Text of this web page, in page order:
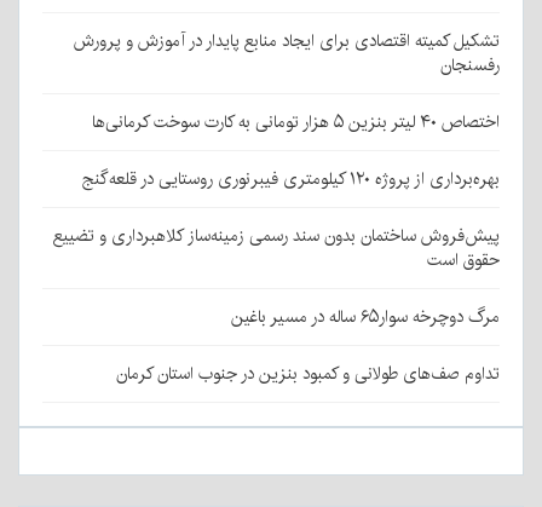
تشکیل کمیته اقتصادی برای ایجاد منابع پایدار در آموزش و پرورش
رفسنجان
اختصاص ۴۰ لیتر بنزین ۵ هزار تومانی به کارت سوخت کرمانی‌ها
بهره‌برداری از پروژه ۱۲۰ کیلومتری فیبرنوری روستایی در قلعه‌گنج
پیش‌فروش ساختمان بدون سند رسمی زمینه‌ساز کلاهبرداری و تضییع
حقوق است
مرگ دوچرخه سوار۶۵ ساله در مسیر باغین
تداوم صف‌های طولانی و کمبود بنزین در جنوب استان کرمان